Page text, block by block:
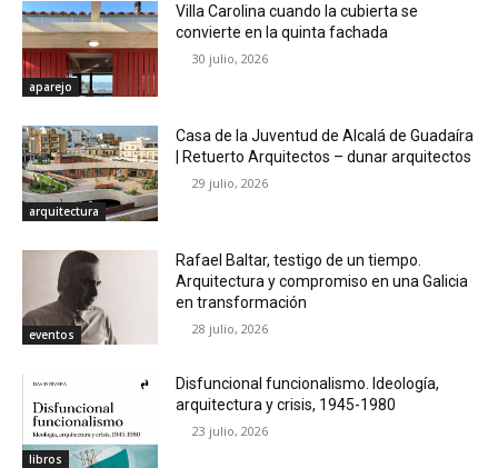
aparejo
Villa Carolina cuando la cubierta se
convierte en la quinta fachada
30 julio, 2026
arquitectura
Casa de la Juventud de Alcalá de Guadaíra
| Retuerto Arquitectos – dunar arquitectos
29 julio, 2026
eventos
Rafael Baltar, testigo de un tiempo.
Arquitectura y compromiso en una Galicia
en transformación
28 julio, 2026
libros
Disfuncional funcionalismo. Ideología,
arquitectura y crisis, 1945-1980
23 julio, 2026